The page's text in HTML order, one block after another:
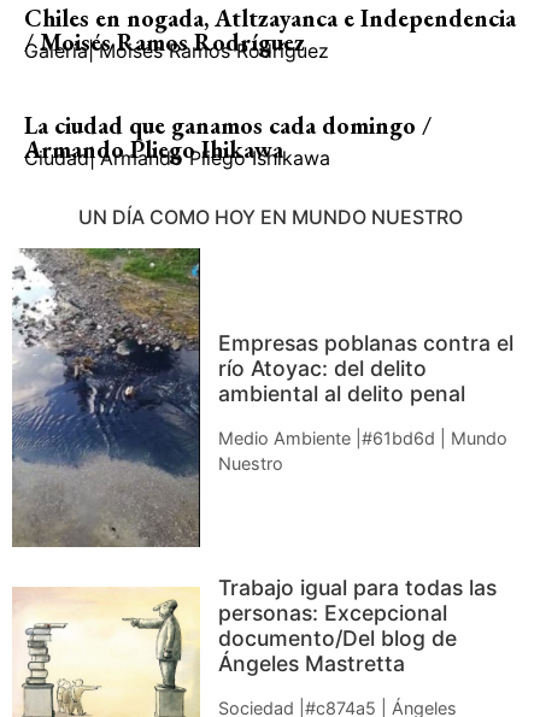
Chiles en nogada, Atltzayanca e Independencia
/ Moisés Ramos Rodríguez
Galería| Moisés Ramos Rodríguez
La ciudad que ganamos cada domingo /
Armando Pliego Ihikawa
Ciudad| Armando Pliego Ishikawa
UN DÍA COMO HOY EN MUNDO NUESTRO
Empresas poblanas contra el
río Atoyac: del delito
ambiental al delito penal
Medio Ambiente |#61bd6d | Mundo
Nuestro
Trabajo igual para todas las
personas: Excepcional
documento/Del blog de
Ángeles Mastretta
Sociedad |#c874a5 | Ángeles